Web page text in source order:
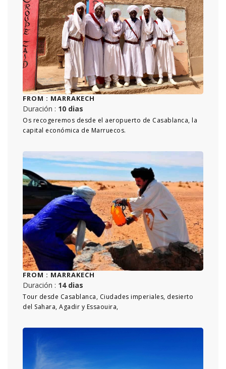
FROM : MARRAKECH
Duración : 10 dias
Os recogeremos desde el aeropuerto de Casablanca, la
capital económica de Marruecos.
FROM : MARRAKECH
Duración : 14 dias
Tour desde Casablanca, Ciudades imperiales, desierto
del Sahara, Agadir y Essaouira,